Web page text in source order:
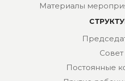
Материалы
Совет
Постоянные